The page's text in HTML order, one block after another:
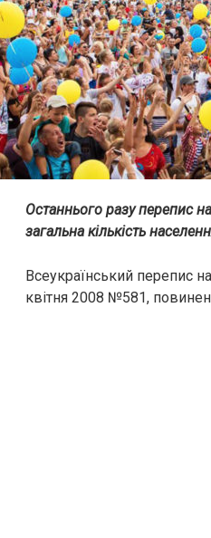
Останнього разу перепис
загальна кількість
Всеукраїнський перепис
квітня 2008 №581,